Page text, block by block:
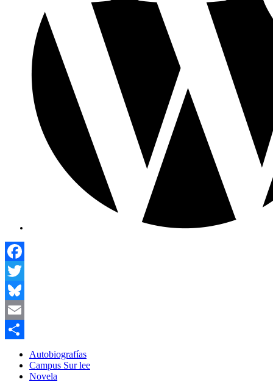
Facebook
Twitter
Bluesky
Email
Compartir
Autobiografías
Campus Sur lee
Novela